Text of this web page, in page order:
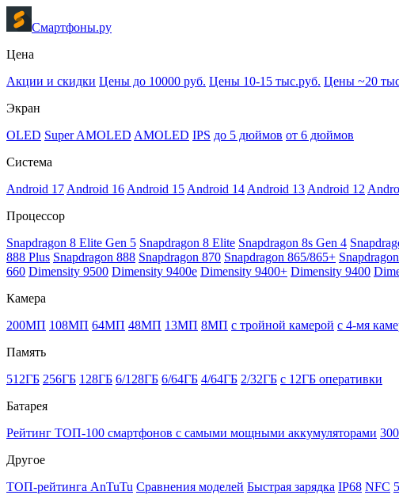
Смартфоны.ру
Цена
Акции и скидки Цены до 10000 руб. Цены 10-15 тыс.руб. Цены ~20
Экран
OLED Super AMOLED AMOLED IPS до 5 дюймов от 6 дюймов
Система
Android 17 Android 16 Android 15 Android 14 Android 13 Android 12
Процессор
Snapdragon 8 Elite Gen 5 Snapdragon 8 Elite Snapdragon 8s Gen 4
888 Plus Snapdragon 888 Snapdragon 870 Snapdragon 865/865+
660 Dimensity 9500 Dimensity 9400e Dimensity 9400+ Dimensity 9400
Камера
200МП 108МП 64МП 48МП 13МП 8МП с тройной камерой с 4-мя
Память
512ГБ 256ГБ 128ГБ 6/128ГБ 6/64ГБ 4/64ГБ 2/32ГБ с 12ГБ оперативки
Батарея
Рейтинг ТОП-100 смартфонов с самыми мощными аккумуляторами
Другое
ТОП-рейтинга AnTuTu Сравнения моделей Быстрая зарядка IP68 NFC